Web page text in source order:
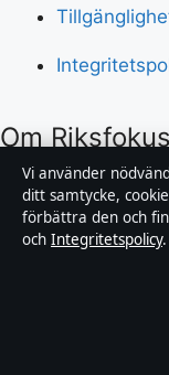
Om
Riksfokus är en
med fokus på
artikel har en
Vi använder
ditt samtycke,
förbättra den och
och Integritetspolicy.